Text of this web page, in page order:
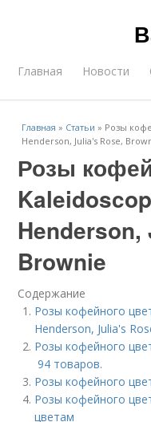
Главная Новости
Главная » Статьи » Розы
Henderson, Julia's Rose,
Розы
Brownie
Содержание
Розы кофейного
Henderson, Julia's
Розы кофейного
94 товаров.
Розы кофейного
Розы кофейного
цветам